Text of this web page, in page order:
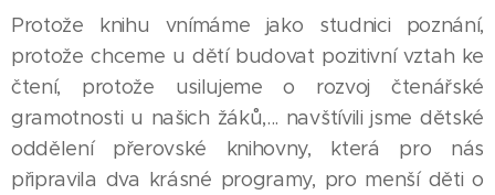
Protože knihu vnímáme jako studnici poznání,
protože chceme u dětí budovat pozitivní vztah ke
čtení, protože usilujeme o rozvoj čtenářské
gramotnosti u našich žáků,... navštívili jsme dětské
oddělení přerovské knihovny, která pro nás
připravila dva krásné programy, pro menší děti o